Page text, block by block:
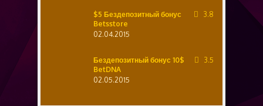
$5 Бездепозитный бонус
Betsstore
02.04.2015
3.8
Бездепозитный бонус 10$
BetDNA
02.05.2015
3.5